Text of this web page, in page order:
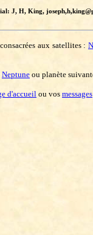
J, H, King,
aux satellites :
Neptune ou planète
d'accueil ou vos messages